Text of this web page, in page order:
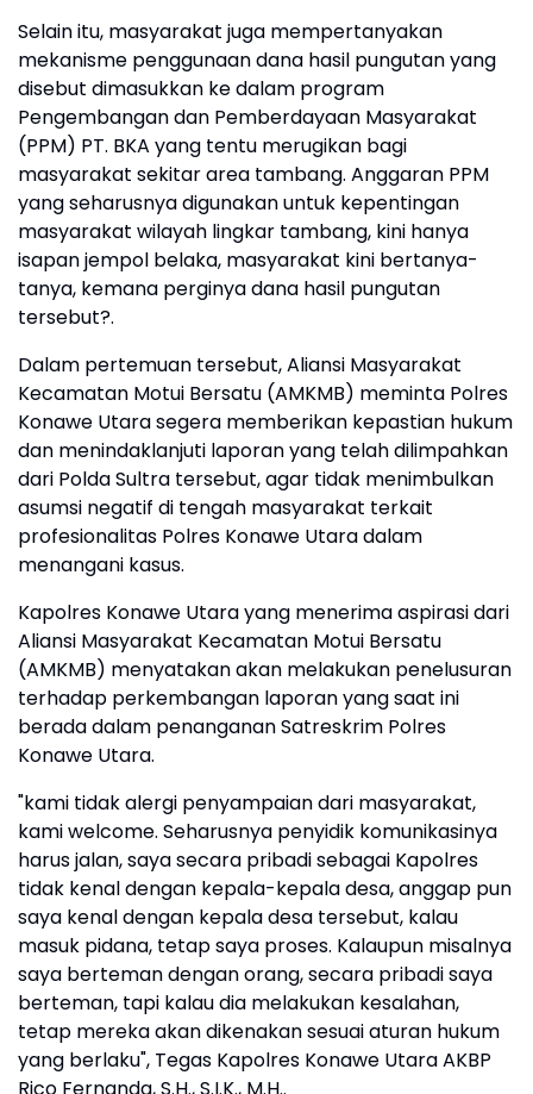
Selain itu, masyarakat juga mempertanyakan
mekanisme penggunaan dana hasil pungutan yang
disebut dimasukkan ke dalam program
Pengembangan dan Pemberdayaan Masyarakat
(PPM) PT. BKA yang tentu merugikan bagi
masyarakat sekitar area tambang. Anggaran PPM
yang seharusnya digunakan untuk kepentingan
masyarakat wilayah lingkar tambang, kini hanya
isapan jempol belaka, masyarakat kini bertanya-
tanya, kemana perginya dana hasil pungutan
tersebut?.
Dalam pertemuan tersebut, Aliansi Masyarakat
Kecamatan Motui Bersatu (AMKMB) meminta Polres
Konawe Utara segera memberikan kepastian hukum
dan menindaklanjuti laporan yang telah dilimpahkan
dari Polda Sultra tersebut, agar tidak menimbulkan
asumsi negatif di tengah masyarakat terkait
profesionalitas Polres Konawe Utara dalam
menangani kasus.
Kapolres Konawe Utara yang menerima aspirasi dari
Aliansi Masyarakat Kecamatan Motui Bersatu
(AMKMB) menyatakan akan melakukan penelusuran
terhadap perkembangan laporan yang saat ini
berada dalam penanganan Satreskrim Polres
Konawe Utara.
"kami tidak alergi penyampaian dari masyarakat,
kami welcome. Seharusnya penyidik komunikasinya
harus jalan, saya secara pribadi sebagai Kapolres
tidak kenal dengan kepala-kepala desa, anggap pun
saya kenal dengan kepala desa tersebut, kalau
masuk pidana, tetap saya proses. Kalaupun misalnya
saya berteman dengan orang, secara pribadi saya
berteman, tapi kalau dia melakukan kesalahan,
tetap mereka akan dikenakan sesuai aturan hukum
yang berlaku", Tegas Kapolres Konawe Utara AKBP